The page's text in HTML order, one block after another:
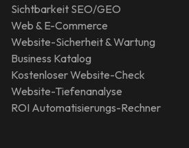
Sichtbarkeit SEO/GEO
Web & E-Commerce
Website-Sicherheit & Wartung
Business Katalog
Kostenloser Website-Check
Website-Tiefenanalyse
ROI Automatisierungs-Rechner